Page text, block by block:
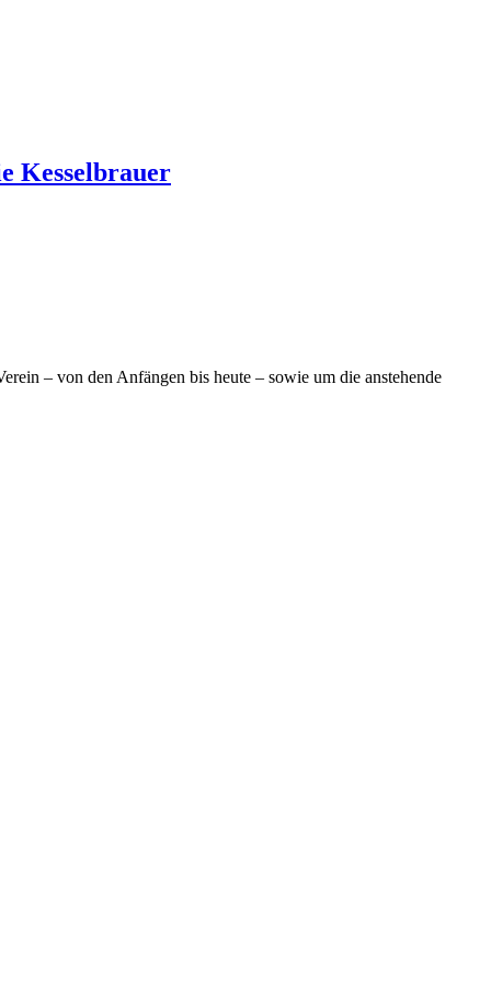
Kesselbrauer
– von den Anfängen bis heute – sowie um die anstehende